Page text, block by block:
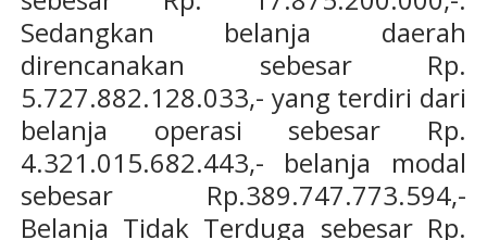
Sedangkan belanja daerah
direncanakan sebesar Rp.
5.727.882.128.033,- yang terdiri dari
belanja operasi sebesar Rp.
4.321.015.682.443,- belanja modal
sebesar Rp.389.747.773.594,-
Belanja Tidak Terduga sebesar Rp.